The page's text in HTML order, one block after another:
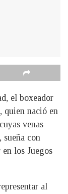
el boxeador
quien nació en
venas
sueña con
los Juegos
al